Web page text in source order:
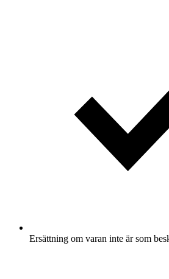
Ersättning om varan inte är som